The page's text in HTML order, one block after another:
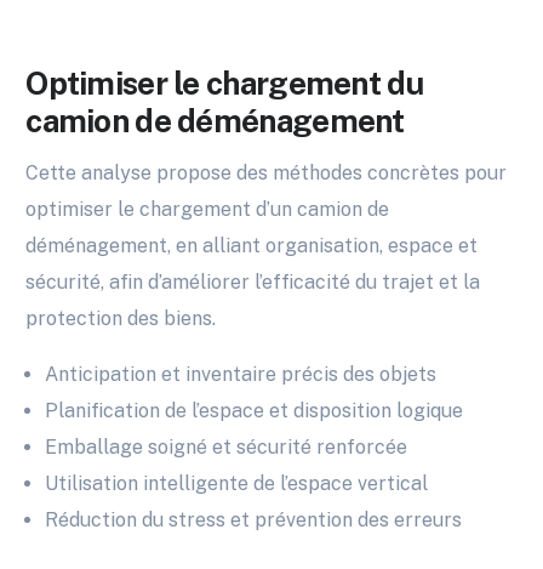
Optimiser le chargement du
camion de déménagement
Cette analyse propose des méthodes concrètes pour
optimiser le chargement d’un camion de
déménagement, en alliant organisation, espace et
sécurité, afin d’améliorer l’efficacité du trajet et la
protection des biens.
Anticipation et inventaire précis des objets
Planification de l’espace et disposition logique
Emballage soigné et sécurité renforcée
Utilisation intelligente de l’espace vertical
Réduction du stress et prévention des erreurs